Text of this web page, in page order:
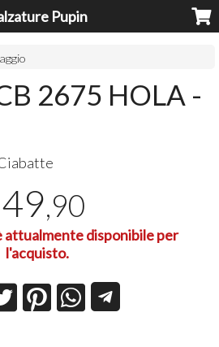
Pupin
2675 HOLA -
49,90
attualmente disponibile per
l'acquisto.